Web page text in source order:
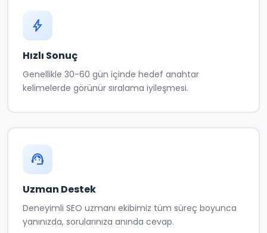
bolt
Hızlı Sonuç
Genellikle 30-60 gün içinde hedef anahtar
kelimelerde görünür sıralama iyileşmesi.
support_agent
Uzman Destek
Deneyimli SEO uzmanı ekibimiz tüm süreç boyunca
yanınızda, sorularınıza anında cevap.